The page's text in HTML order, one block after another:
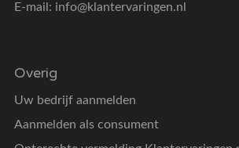
E-mail: info@klantervaringen.nl
Overig
Uw bedrijf aanmelden
Aanmelden als consument